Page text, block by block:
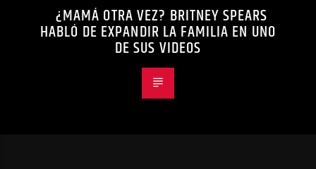
¿MAMÁ OTRA VEZ? BRITNEY SPEARS
HABLÓ DE EXPANDIR LA FAMILIA EN UNO
DE SUS VIDEOS